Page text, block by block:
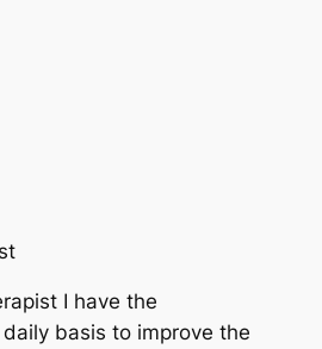
I have the
basis to improve the